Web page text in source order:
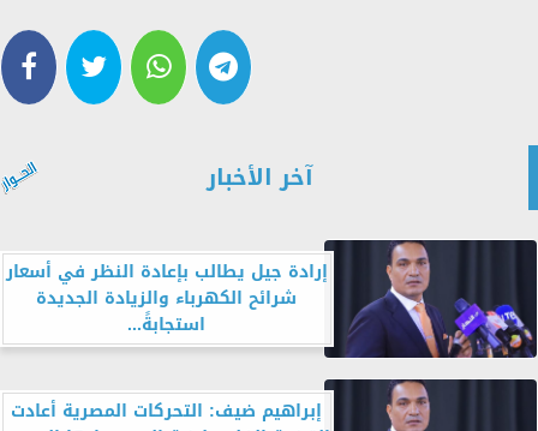
آخر الأخبار
إرادة جيل يطالب بإعادة النظر في أسعار
شرائح الكهرباء والزيادة الجديدة
استجابةً...
إبراهيم ضيف: التحركات المصرية أعادت